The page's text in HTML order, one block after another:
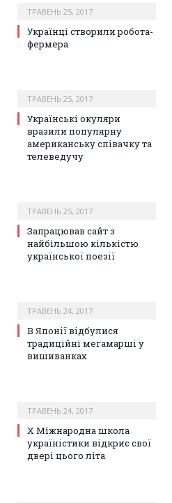
ТРАВЕНЬ 25, 2017
Українці створили робота-
фермера
ТРАВЕНЬ 25, 2017
Українські окуляри
вразили популярну
американську співачку та
телеведучу
ТРАВЕНЬ 25, 2017
Запрацював сайт з
найбільшою кількістю
української поезії
ТРАВЕНЬ 24, 2017
В Японії відбулися
традиційні мегамарші у
вишиванках
ТРАВЕНЬ 24, 2017
Х Міжнародна школа
україністики відкриє свої
двері цього літа